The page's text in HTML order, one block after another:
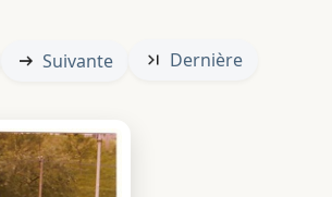
Suivante Dernière